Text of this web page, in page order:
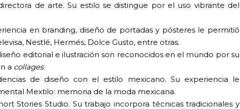
de arte. Su estilo se distingue por el uso vibrante del
en branding, diseño de portadas y pósteres le permitió
Nestlé, Hermés, Dolce Gusto, entre otras.
editorial e ilustración son reconocidos en el mundo por su
a collages.
de diseño con el estilo mexicano. Su experiencia le
Mextilo: memoria de la moda mexicana.
Stories Studio. Su trabajo incorpora técnicas tradicionales y